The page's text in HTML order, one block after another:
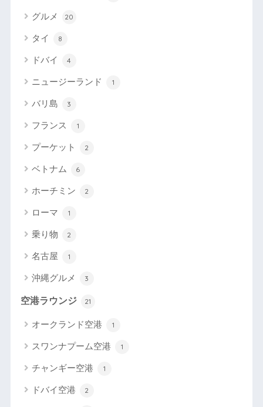
グルメ 20
タイ 8
ドバイ 4
ニュージーランド 1
バリ島 3
フランス 1
プーケット 2
ベトナム 6
ホーチミン 2
ローマ 1
乗り物 2
名古屋 1
沖縄グルメ 3
空港ラウンジ 21
オークランド空港 1
スワンナプーム空港 1
チャンギー空港 1
ドバイ空港 2